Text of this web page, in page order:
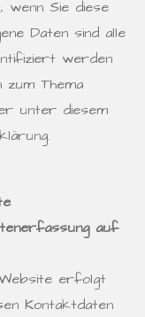
wenn Sie diese
Daten sind alle
werden
Thema
unter diesem
auf
erfolgt
Kontaktdaten